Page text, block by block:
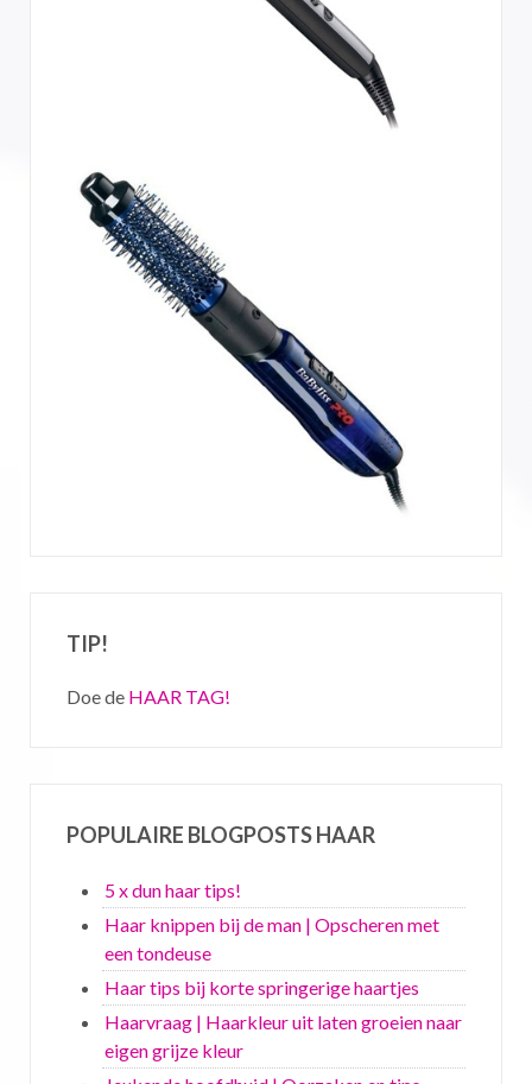
TIP!
Doe de HAAR TAG!
POPULAIRE BLOGPOSTS HAAR
5 x dun haar tips!
Haar knippen bij de man | Opscheren met
een tondeuse
Haar tips bij korte springerige haartjes
Haarvraag | Haarkleur uit laten groeien naar
eigen grijze kleur